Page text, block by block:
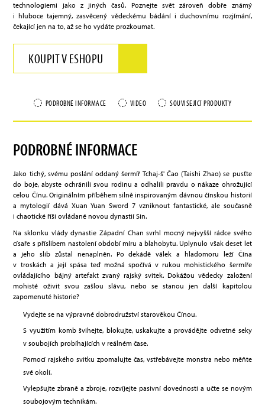
technologiemi jako z jiných časů. Poznejte svět zároveň dobře známý
i hluboce tajemný, zasvěcený vědeckému bádání i duchovnímu rozjímání,
čekající jen na to, až se ho vydáte prozkoumat.
KOUPIT V ESHOPU
PODROBNÉ INFORMACE VIDEO SOUVISEJÍCÍ PRODUKTY
PODROBNÉ INFORMACE
Jako tichý, svému poslání oddaný šermíř Tchaj-š' Čao (Taishi Zhao) se pusťte
do boje, abyste ochránili svou rodinu a odhalili pravdu o nákaze ohrožující
celou Čínu. Originálním příběhem silně inspirovaným dávnou čínskou historií
a mytologií dává Xuan Yuan Sword 7 vzniknout fantastické, ale současně
i chaotické říši ovládané novou dynastií Sin.
Na sklonku vlády dynastie Západní Chan svrhl mocný nejvyšší rádce svého
císaře s příslibem nastolení období míru a blahobytu. Uplynulo však deset let
a jeho slib zůstal nenaplněn. Po dekádě válek a hladomoru leží Čína
v troskách a její spása teď možná spočívá v rukou mohistického šermíře
ovládajícího bájný artefakt zvaný rajský svitek. Dokážou vědecky založení
mohisté oživit svou zašlou slávu, nebo se stanou jen další kapitolou
zapomenuté historie?
Vydejte se na výpravné dobrodružství starověkou Čínou.
S využitím komb švihejte, blokujte, uskakujte a provádějte odvetné seky
v soubojích probíhajících v reálném čase.
Pomocí rajského svitku zpomalujte čas, vstřebávejte monstra nebo měňte
své okolí.
Vylepšujte zbraně a zbroje, rozvíjejte pasivní dovednosti a učte se novým
soubojovým technikám.